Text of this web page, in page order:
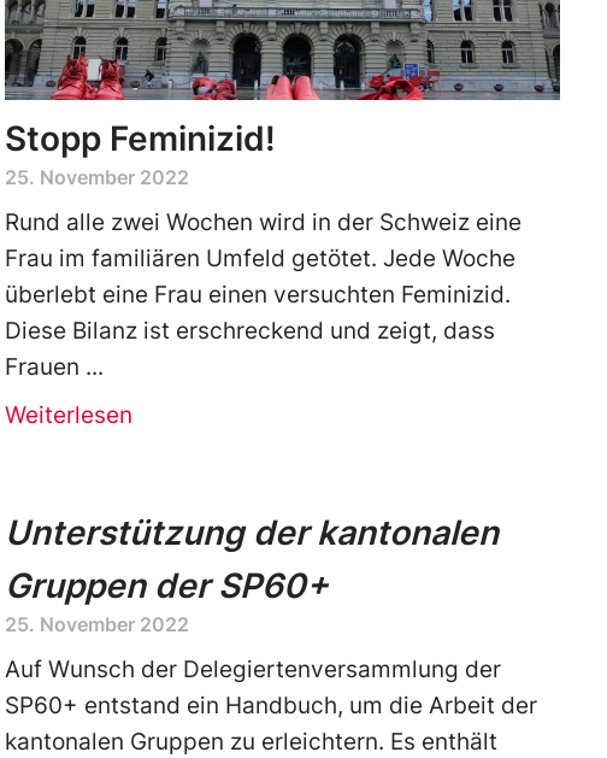
Stopp Feminizid!
25. November 2022
Rund alle zwei Wochen wird in der Schweiz eine
Frau im familiären Umfeld getötet. Jede Woche
überlebt eine Frau einen versuchten Feminizid.
Diese Bilanz ist erschreckend und zeigt, dass
Frauen
Weiterlesen
Unterstützung der kantonalen
Gruppen der SP60+
25. November 2022
Auf Wunsch der Delegiertenversammlung der
SP60+ entstand ein Handbuch, um die Arbeit der
kantonalen Gruppen zu erleichtern. Es enthält